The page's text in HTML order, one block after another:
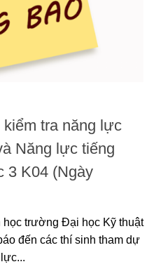
tra năng lực
Năng lực tiếng
3 K04 (Ngày
trường Đại học Kỹ thuật
đến các thí sinh tham dự